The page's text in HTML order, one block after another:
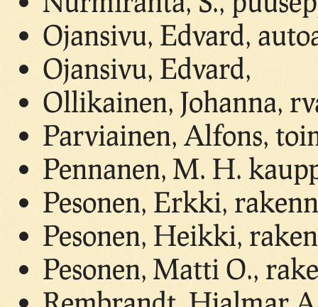
Ojansivu, Edvard,
Ojansivu, Edvard,
Ollikainen, Johanna,
Parviainen, Alfons,
Pennanen, M. H.
Pesonen, Erkki,
Pesonen, Heikki,
Pesonen, Matti O.,